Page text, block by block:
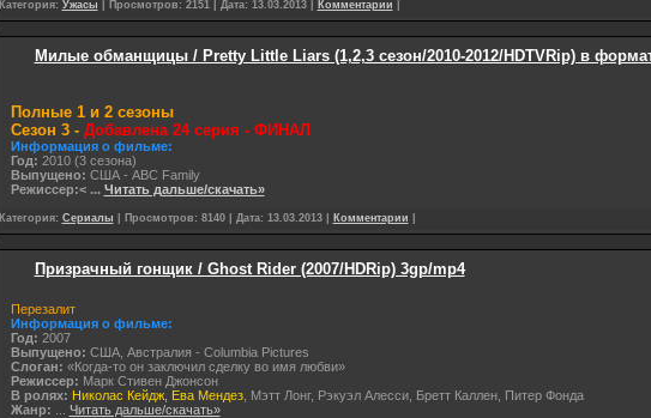
Категория: Ужасы | Просмотров: 2151 | Дата: 13.03.2013| Комментарии
Милые обманщицы / Pretty Little Liars (1,2,3 сезон/2010-2012/HDTVRip) в
Полные 1 и 2 сезоны
Сезон 3 - Добавлена 24 серия - ФИНАЛ
Информация о фильме:
Год: 2010 (3 сезона)
Выпущено: США - ABC Family
Режиссер:< ... Читать дальше/скачать»
Категория: Сериалы | Просмотров: 8140 | Дата: 13.03.2013| Комментарии
Призрачный гонщик / Ghost Rider (2007/HDRip) 3gp/mp4
Перезалит
Информация о фильме:
Год: 2007
Выпущено: США, Австралия - Columbia Pictures
Слоган: «Когда-то он заключил сделку во имя любви»
Режиссер: Марк Стивен Джонсон
В ролях: Николас Кейдж, Ева Мендез, Мэтт Лонг, Рэкуэл Алесси, Бретт Каллен, Питер Фонда
Жанр:
Читать дальше/скачать»